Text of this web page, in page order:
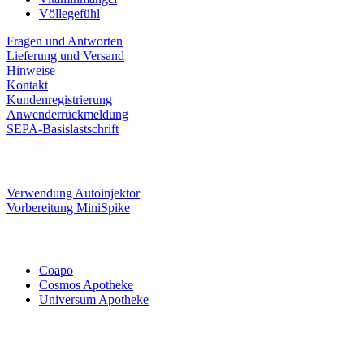
Völlegefühl
Fragen und Antworten
Lieferung und Versand
Hinweise
Kontakt
Kundenregistrierung
Anwenderrückmeldung
SEPA-Basislastschrift
Verwendung Autoinjektor
Vorbereitung MiniSpike
Coapo
Cosmos Apotheke
Universum Apotheke